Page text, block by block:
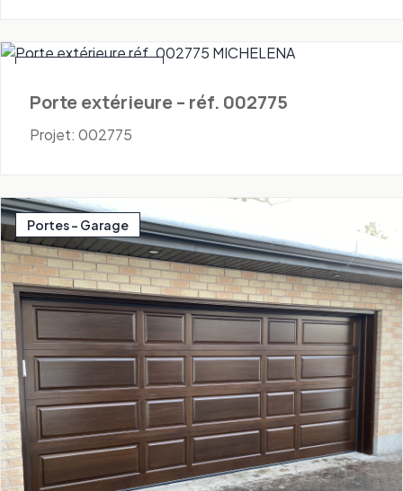
Porte extérieure – réf. 002775
Projet: 002775
Portes - Garage